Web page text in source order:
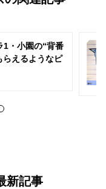
1・小園の“背番
らえるようなピ
新記事